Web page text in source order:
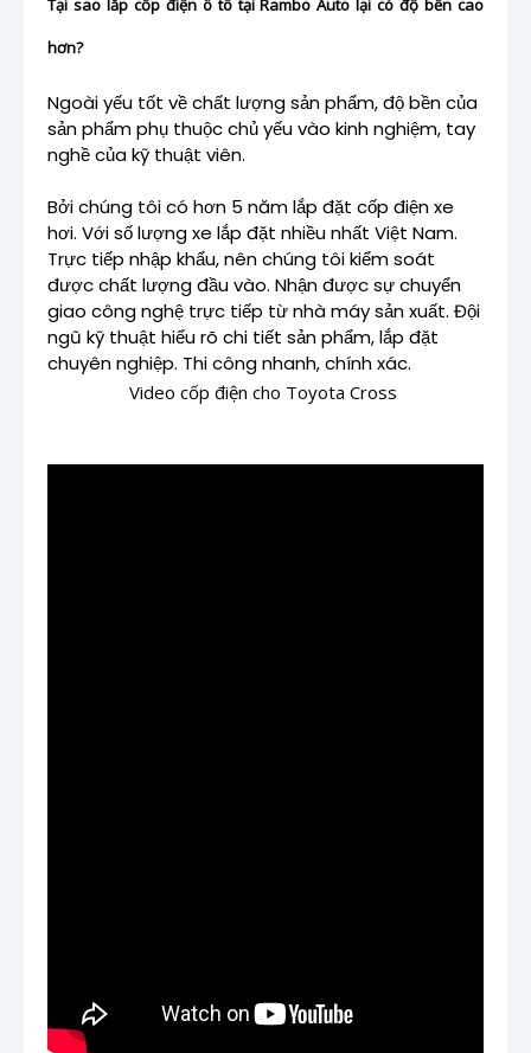
Tại sao lắp cốp điện ô tô tại Rambo Auto lại có độ bền cao
hơn?
Ngoài yếu tốt về chất lượng sản phẩm, độ bền của
sản phẩm phụ thuộc chủ yếu vào kinh nghiệm, tay
nghề của kỹ thuật viên.
Bởi chúng tôi có hơn 5 năm lắp đặt cốp điện xe
hơi. Với số lượng xe lắp đặt nhiều nhất Việt Nam.
Trực tiếp nhập khẩu, nên chúng tôi kiểm soát
được chất lượng đầu vào. Nhận được sự chuyển
giao công nghệ trực tiếp từ nhà máy sản xuất. Đội
ngũ kỹ thuật hiểu rõ chi tiết sản phẩm, lắp đặt
chuyên nghiệp. Thi công nhanh, chính xác.
Video cốp điện cho Toyota Cross